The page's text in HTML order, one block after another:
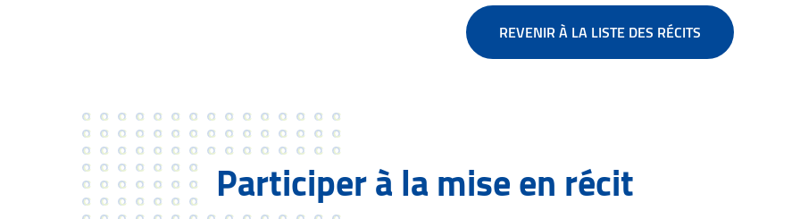
REVENIR À LA LISTE DES RÉCITS
Participer à la mise en récit